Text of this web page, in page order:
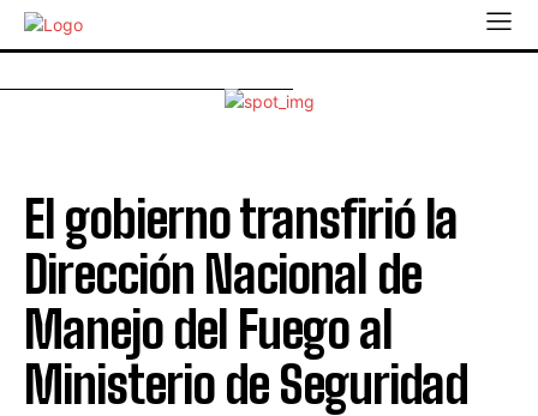
El gobierno transfirió la
Dirección Nacional de
Manejo del Fuego al
Ministerio de Seguridad